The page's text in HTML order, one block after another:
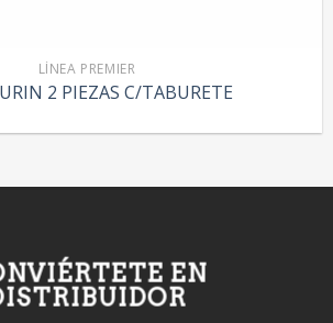
LÍNEA PREMIER
2 PIEZAS C/TABURETE
EN